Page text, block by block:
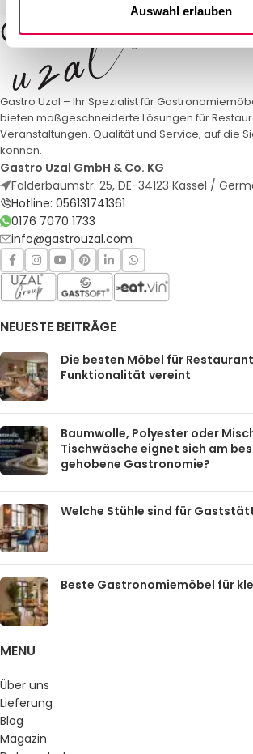
Auswahl erlauben
Gastro Uzal – Ihr Spezialist für
bieten maßgeschneiderte Lösungen für
Veranstaltungen. Qualität und Service, auf die
können.
Gastro Uzal GmbH & Co. KG
Falderbaumstr. 25, DE-34123 Kassel /
Hotline: 056131741361
0176 7070 1733
info@gastrouzal.com
NEUESTE BEITRÄGE
Die besten Möbel für
Funktionalität vereint
Baumwolle, Polyester oder
Tischwäsche eignet sich am
gehobene Gastronomie?
Welche Stühle sind für
Beste Gastronomiemöbel für
MENU
Über uns
Lieferung
Blog
Magazin